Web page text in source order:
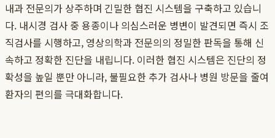
내과 전문의가 상주하며 긴밀한 협진 시스템을 구축하고 있습니
다. 내시경 검사 중 용종이나 의심스러운 병변이 발견되면 즉시 조
직검사를 시행하고, 영상의학과 전문의의 정밀한 판독을 통해 신
속하고 정확한 진단을 내립니다. 이러한 협진 시스템은 진단의 정
확성을 높일 뿐만 아니라, 불필요한 추가 검사나 병원 방문을 줄여
환자의 편의를 극대화합니다.